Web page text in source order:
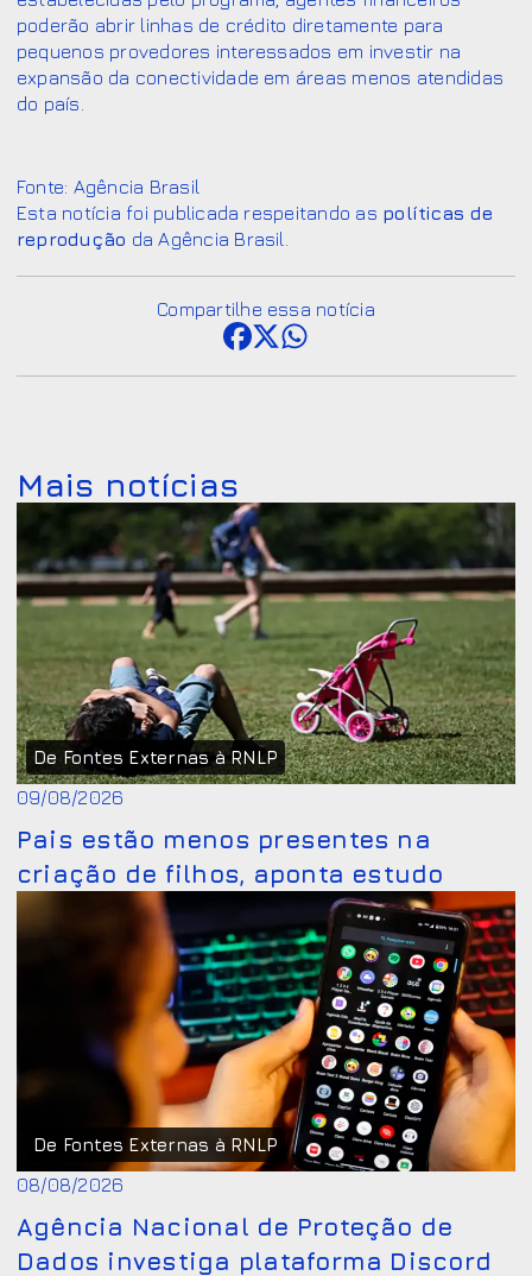
poderão abrir linhas de crédito diretamente para
pequenos provedores interessados em investir na
expansão da conectividade em áreas menos atendidas
do país.
Fonte: Agência Brasil
Esta notícia foi publicada respeitando as políticas de
reprodução da Agência Brasil.
Compartilhe essa notícia
Mais notícias
De Fontes Externas à RNLP
09/08/2026
Pais estão menos presentes na
criação de filhos, aponta estudo
De Fontes Externas à RNLP
08/08/2026
Agência Nacional de Proteção de
Dados investiga plataforma Discord